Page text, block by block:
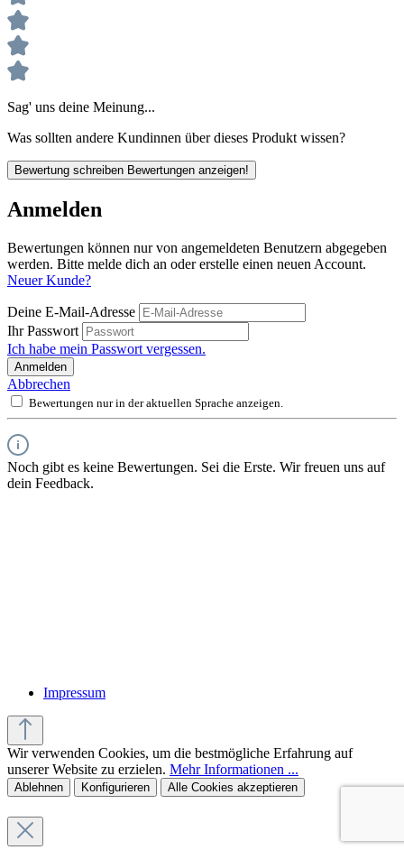
Sag' uns deine Meinung...
Was sollten andere Kundinnen über dieses Produkt wissen?
Bewertung schreiben Bewertungen anzeigen!
Anmelden
Bewertungen können nur von angemeldeten Benutzern abgegeben
werden. Bitte melde dich an oder erstelle einen neuen Account.
Neuer Kunde?
Deine E-Mail-Adresse
Ihr Passwort
Ich habe mein Passwort vergessen.
Anmelden
Abbrechen
Bewertungen nur in der aktuellen Sprache anzeigen.
Noch gibt es keine Bewertungen. Sei die Erste. Wir freuen uns auf
dein Feedback.
Impressum
Wir verwenden Cookies, um die bestmögliche Erfahrung auf
unserer Website zu erzielen. Mehr Informationen ...
Ablehnen Konfigurieren Alle Cookies akzeptieren